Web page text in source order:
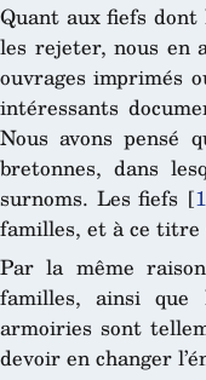
Quant aux fiefs
les rejeter, nous en
ouvrages imprimés
intéressants
Nous avons pensé
bretonnes, dans
surnoms. Les fiefs [
familles, et à ce titre
Par la même
familles, ainsi que
armoiries sont
devoir en changer